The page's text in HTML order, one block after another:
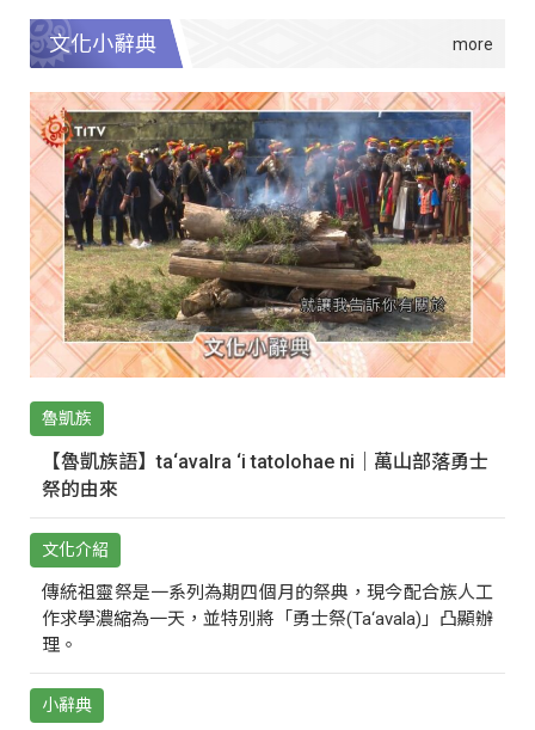
文化小辭典
魯凱族
【魯凱族語】ta‘avalra ‘i tatolohae ni｜萬山部落勇士
祭的由來
文化介紹
傳統祖靈祭是一系列為期四個月的祭典，現今配合族人工
作求學濃縮為一天，並特別將「勇士祭(Ta‘avala)」凸顯辦
理。
小辭典